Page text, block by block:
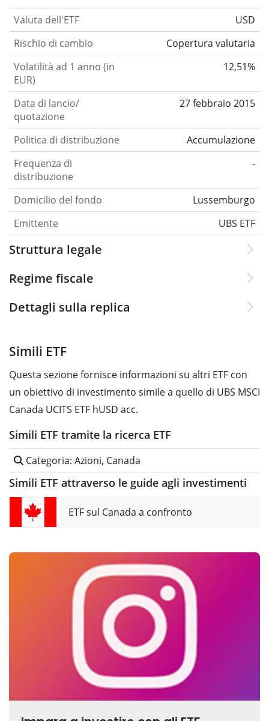
Valuta dell'ETF
USD
Rischio di cambio
Copertura valutaria
Volatilità ad 1 anno (in
EUR)
12,51%
Data di lancio/
quotazione
27 febbraio 2015
Politica di distribuzione
Accumulazione
Frequenza di
distribuzione
-
Domicilio del fondo
Lussemburgo
Emittente
UBS ETF
Struttura legale
Regime fiscale
Dettagli sulla replica
Simili ETF
Questa sezione fornisce informazioni su altri ETF con
un obiettivo di investimento simile a quello di UBS MSCI
Canada UCITS ETF hUSD acc.
Simili ETF tramite la ricerca ETF
Categoria: Azioni, Canada
Simili ETF attraverso le guide agli investimenti
ETF sul Canada a confronto